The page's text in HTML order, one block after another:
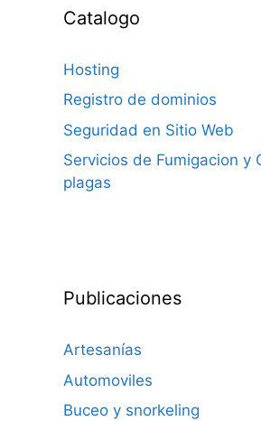
Catalogo
Hosting
Registro de dominios
Seguridad en Sitio Web
Servicios de Fumigacion y
plagas
Publicaciones
Artesanías
Automoviles
Buceo y snorkeling